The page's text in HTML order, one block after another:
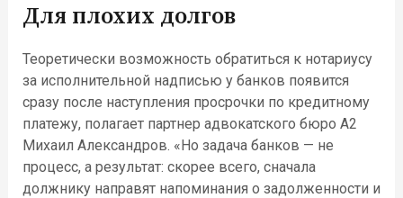
Для плохих долгов
Теоретически возможность обратиться к нотариусу
за исполнительной надписью у банков появится
сразу после наступления просрочки по кредитному
платежу, полагает партнер адвокатского бюро А2
Михаил Александров. «Но задача банков — не
процесс, а результат: скорее всего, сначала
должнику направят напоминания о задолженности и